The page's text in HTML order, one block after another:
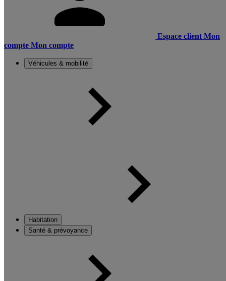
Espace client Mon
compte Mon compte
Véhicules & mobilité
Habitation
Santé & prévoyance